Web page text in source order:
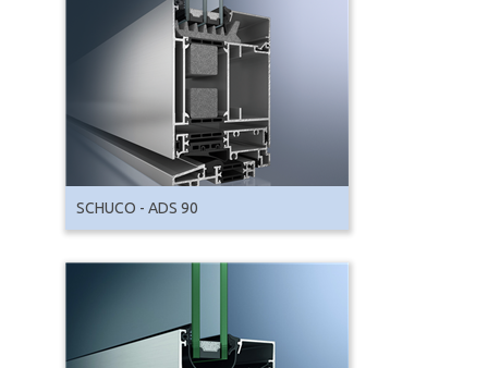
SCHUCO - ADS 90